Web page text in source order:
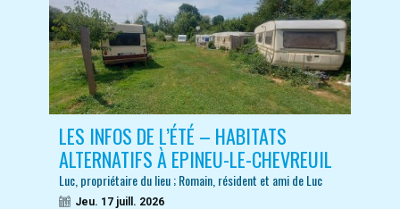
LES INFOS DE L’ÉTÉ – HABITATS
ALTERNATIFS À EPINEU-LE-CHEVREUIL
Luc, propriétaire du lieu ; Romain, résident et ami de Luc
Jeu. 17 juill. 2026